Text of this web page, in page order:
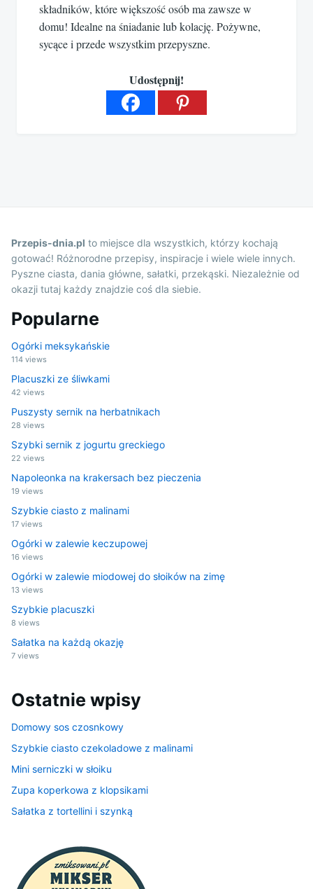
składników, które większość osób ma zawsze w
domu! Idealne na śniadanie lub kolację. Pożywne,
sycące i przede wszystkim przepyszne.
Udostępnij!
Przepis-dnia.pl to miejsce dla wszystkich, którzy kochają
gotować! Różnorodne przepisy, inspiracje i wiele wiele innych.
Pyszne ciasta, dania główne, sałatki, przekąski. Niezależnie od
okazji tutaj każdy znajdzie coś dla siebie.
Popularne
Ogórki meksykańskie
114 views
Placuszki ze śliwkami
42 views
Puszysty sernik na herbatnikach
28 views
Szybki sernik z jogurtu greckiego
22 views
Napoleonka na krakersach bez pieczenia
19 views
Szybkie ciasto z malinami
17 views
Ogórki w zalewie keczupowej
16 views
Ogórki w zalewie miodowej do słoików na zimę
13 views
Szybkie placuszki
8 views
Sałatka na każdą okazję
7 views
Ostatnie wpisy
Domowy sos czosnkowy
Szybkie ciasto czekoladowe z malinami
Mini serniczki w słoiku
Zupa koperkowa z klopsikami
Sałatka z tortellini i szynką